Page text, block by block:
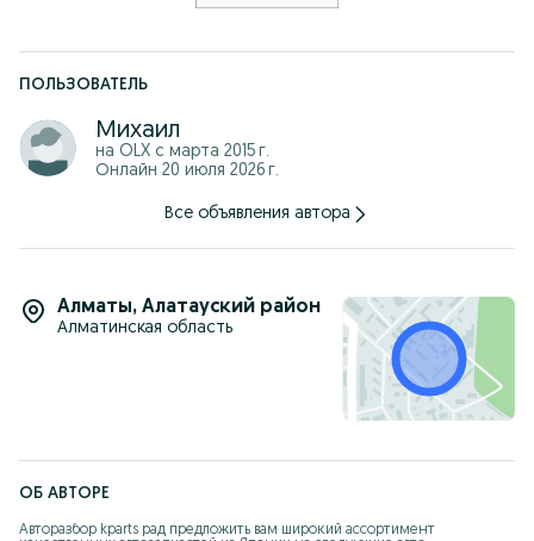
ПОЛЬЗОВАТЕЛЬ
Михаил
на OLX с марта 2015 г.
Онлайн 20 июля 2026 г.
Все объявления автора
Алматы, Алатауский район
Алматинская область
ОБ АВТОРЕ
Авторазбор kparts рад предложить вам широкий ассортимент